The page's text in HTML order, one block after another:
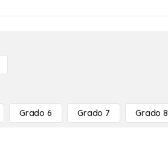
Grado 6 Grado 7 Grado 8